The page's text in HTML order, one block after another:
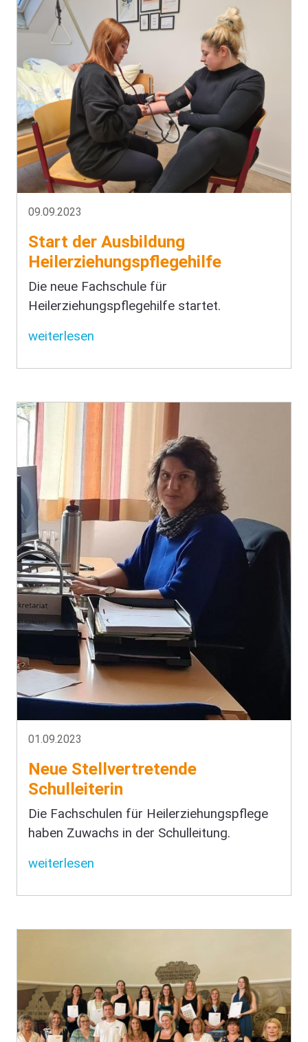
09.09.2023
Start der Ausbildung
Heilerziehungspflegehilfe
Die neue Fachschule für
Heilerziehungspflegehilfe startet.
weiterlesen
01.09.2023
Neue Stellvertretende
Schulleiterin
Die Fachschulen für Heilerziehungspflege
haben Zuwachs in der Schulleitung.
weiterlesen